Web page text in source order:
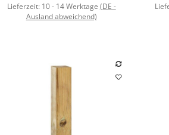
Lieferzeit: 10 - 14 Werktage (DE -
Ausland abweichend)